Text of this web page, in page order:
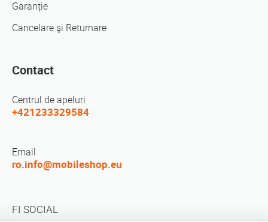
Garanție
Cancelare şi Returnare
Contact
Centrul de apeluri
+421233329584
Email
ro.info@mobileshop.eu
FI SOCIAL